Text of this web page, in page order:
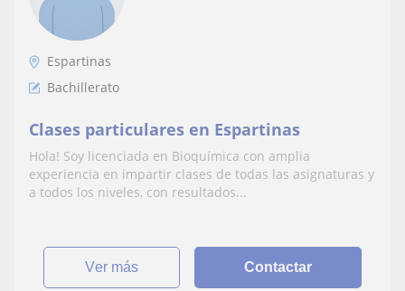
Espartinas
Bachillerato
Clases particulares en Espartinas
Hola! Soy licenciada en Bioquímica con amplia
experiencia en impartir clases de todas las asignaturas y
a todos los niveles, con resultados...
ver más Contactar